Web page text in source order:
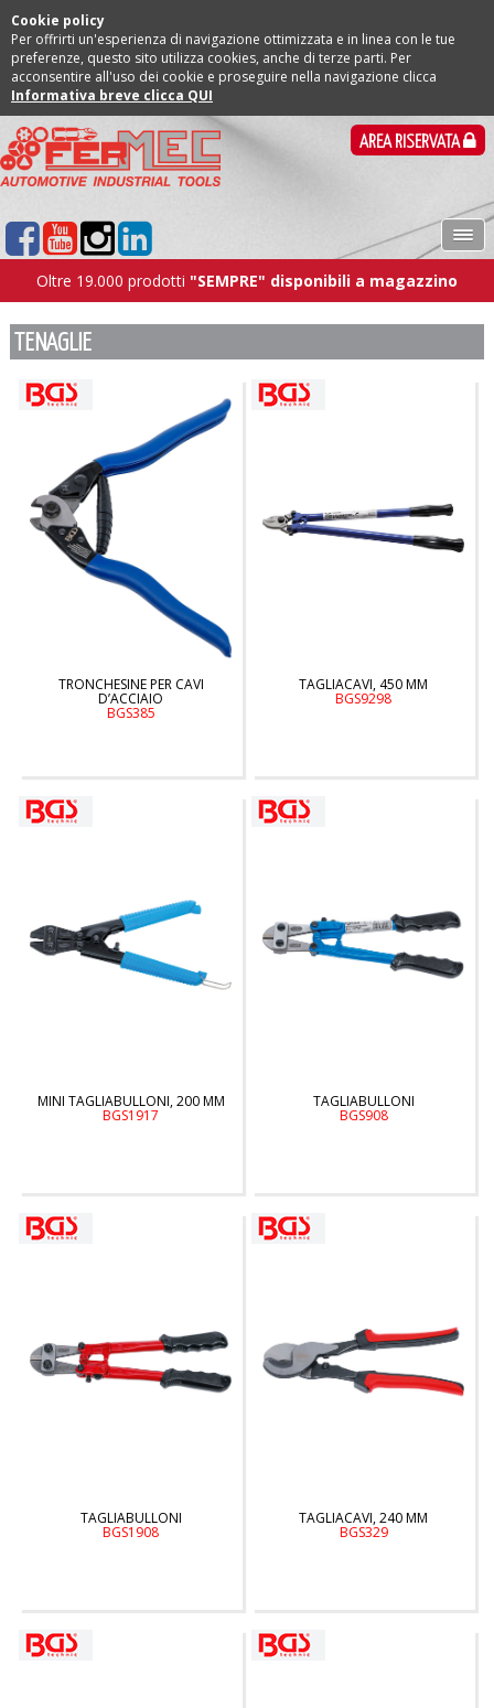
Cookie policy
Per offrirti un'esperienza di navigazione ottimizzata e in linea con le tue
preferenze, questo sito utilizza cookies, anche di terze parti. Per
acconsentire all'uso dei cookie e proseguire nella navigazione clicca
Informativa breve clicca QUI
AREA RISERVATA
Oltre 19.000 prodotti "SEMPRE" disponibili a magazzino
TENAGLIE
TRONCHESINE PER CAVI
D’ACCIAIO
BGS385
TAGLIACAVI, 450 MM
BGS9298
MINI TAGLIABULLONI, 200 MM
BGS1917
TAGLIABULLONI
BGS908
TAGLIABULLONI
BGS1908
TAGLIACAVI, 240 MM
BGS329